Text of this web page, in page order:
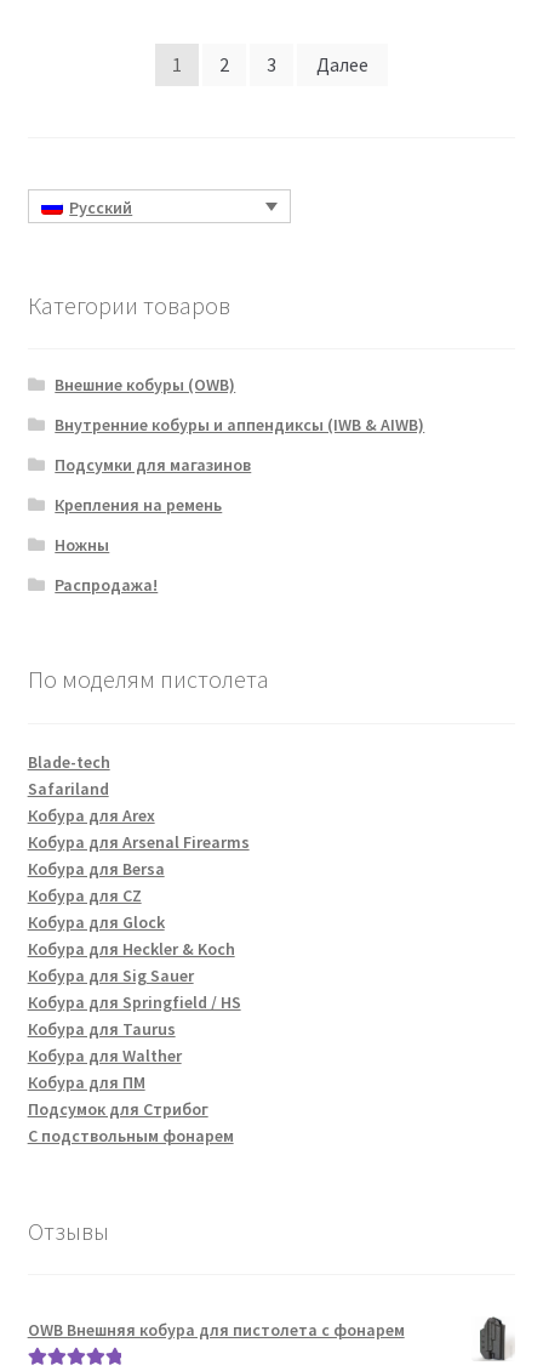
Пагинация
1 2 3 Далее
Русский
Категории товаров
Внешние кобуры (OWB)
Внутренние кобуры и аппендиксы (IWB & AIWB)
Подсумки для магазинов
Крепления на ремень
Ножны
Распродажа!
По моделям пистолета
Blade-tech
Safariland
Кобура для Arex
Кобура для Arsenal Firearms
Кобура для Bersa
Кобура для CZ
Кобура для Glock
Кобура для Heckler & Koch
Кобура для Sig Sauer
Кобура для Springfield / HS
Кобура для Taurus
Кобура для Walther
Кобура для ПМ
Подсумок для Стрибог
С подствольным фонарем
Отзывы
OWB Внешняя кобура для пистолета с фонарем